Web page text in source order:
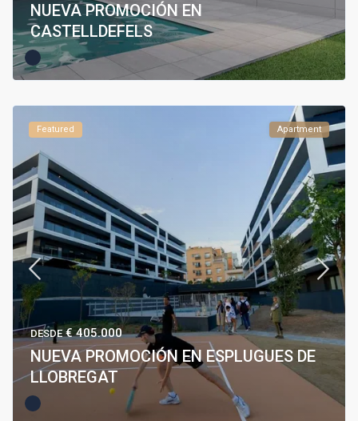
NUEVA PROMOCIÓN EN
CASTELLDEFELS
Featured Apartment
DESDE€ 405.000
NUEVA PROMOCIÓN EN ESPLUGUES DE
LLOBREGAT